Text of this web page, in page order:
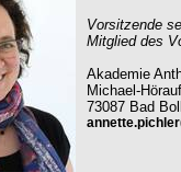
Vorsitzende
Mitglied des
Akademie
Michael-
73087 Bad Boll